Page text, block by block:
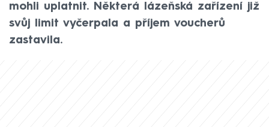
mohli uplatnit. Některá lázeňská zařízení již
svůj limit vyčerpala a příjem voucherů
zastavila.